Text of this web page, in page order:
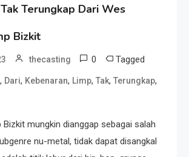
Terungkap Dari Wes
Bizkit
thecasting 0 Tagged
, Dari, Kebenaran, Limp, Tak, Terungkap,
Bizkit mungkin dianggap sebagai salah
nu-metal, tidak dapat disangkal